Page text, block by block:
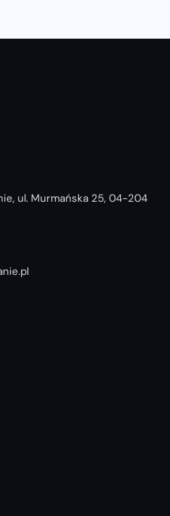
ul. Murmańska 25, 04-204